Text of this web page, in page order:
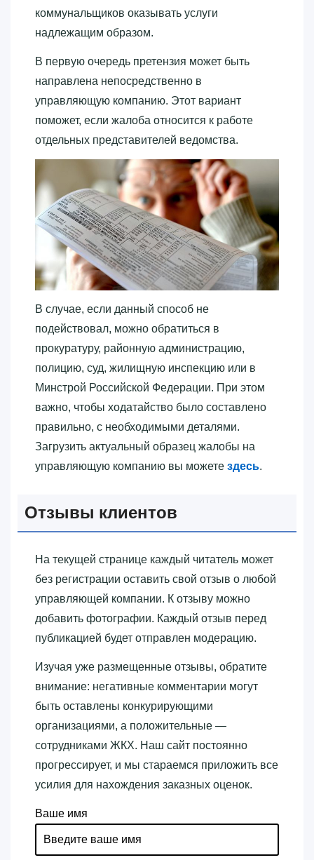
коммунальщиков оказывать услуги
надлежащим образом.
В первую очередь претензия может быть
направлена непосредственно в
управляющую компанию. Этот вариант
поможет, если жалоба относится к работе
отдельных представителей ведомства.
В случае, если данный способ не
подействовал, можно обратиться в
прокуратуру, районную администрацию,
полицию, суд, жилищную инспекцию или в
Минстрой Российской Федерации. При этом
важно, чтобы ходатайство было составлено
правильно, с необходимыми деталями.
Загрузить актуальный образец жалобы на
управляющую компанию вы можете здесь.
Отзывы клиентов
На текущей странице каждый читатель может
без регистрации оставить свой отзыв о любой
управляющей компании. К отзыву можно
добавить фотографии. Каждый отзыв перед
публикацией будет отправлен модерацию.
Изучая уже размещенные отзывы, обратите
внимание: негативные комментарии могут
быть оставлены конкурирующими
организациями, а положительные —
сотрудниками ЖКХ. Наш сайт постоянно
прогрессирует, и мы стараемся приложить все
усилия для нахождения заказных оценок.
Ваше имя